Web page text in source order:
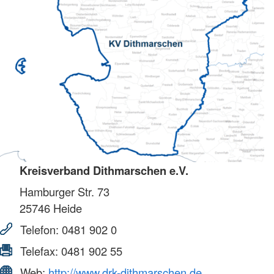
Kreisverband Dithmarschen e.V.
Hamburger Str. 73
25746 Heide
Telefon: 0481 902 0
Telefax: 0481 902 55